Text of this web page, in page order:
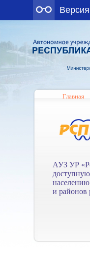
Главная
АУЗ УР
и районов